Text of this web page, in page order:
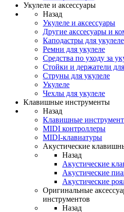
Укулеле и аксессуары
Назад
Укулеле и аксессуары
Другие акссесуары и
Каподастры для укулеле
Ремни для укулеле
Средства по уходу за
Стойки и держатели
Струны для укулеле
Укулеле
Чехлы для укулеле
Клавишные инструменты
Назад
Клавишные
MIDI контроллеры
MIDI-клавиатуры
Акустические
Назад
Акустические
Акустические
Акустические
Оригинальные
инструментов
Назад